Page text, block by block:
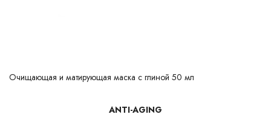
Очищающая и матирующая маска с глиной 50 мл
ANTI-AGING